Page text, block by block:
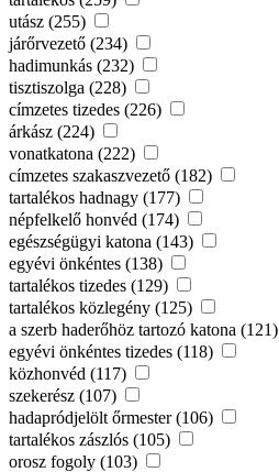
utász (255)
járőrvezető (234)
hadimunkás (232)
tisztiszolga (228)
címzetes tizedes (226)
árkász (224)
vonatkatona (222)
címzetes szakaszvezető (182)
tartalékos hadnagy (177)
népfelkelő honvéd (174)
egészségügyi katona (143)
egyévi önkéntes (138)
tartalékos tizedes (129)
tartalékos közlegény (125)
a szerb haderőhöz tartozó katona (121)
egyévi önkéntes tizedes (118)
közhonvéd (117)
szekerész (107)
hadapródjelölt őrmester (106)
tartalékos zászlós (105)
orosz fogoly (103)